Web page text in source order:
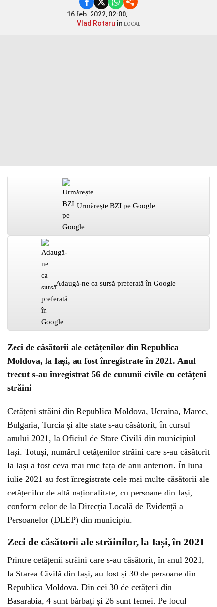
16 feb. 2022, 02:00,
Vlad Rotaruîn LOCAL
Urmărește BZI pe Google
Adaugă-ne ca sursă preferată în Google
Zeci de căsătorii ale cetățenilor din Republica
Moldova, la Iași, au fost înregistrate în 2021. Anul
trecut s-au înregistrat 56 de cununii civile cu cetățeni
străini
Cetățeni străini din Republica Moldova, Ucraina, Maroc,
Bulgaria, Turcia și alte state s-au căsătorit, în cursul
anului 2021, la Oficiul de Stare Civilă din municipiul
Iași. Totuși, numărul cetățenilor străini care s-au căsătorit
la Iași a fost ceva mai mic față de anii anteriori. În luna
iulie 2021 au fost înregistrate cele mai multe căsătorii ale
cetățenilor de altă naționalitate, cu persoane din Iași,
conform celor de la Direcția Locală de Evidență a
Persoanelor (DLEP) din municipiu.
Zeci de căsătorii ale străinilor, la Iași, în 2021
Printre cetățenii străini care s-au căsătorit, în anul 2021,
la Starea Civilă din Iași, au fost și 30 de persoane din
Republica Moldova. Din cei 30 de cetățeni din
Basarabia, 4 sunt bărbați și 26 sunt femei. Pe locul